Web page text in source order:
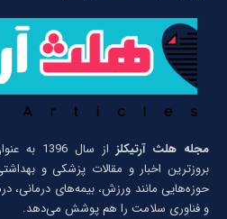
مجله هلث آرتیکلز
از سال
بروزترین اخبار و مقالات پزشکی و
حوزه‌هایی مانند ورزش، بیمه‌های درمانی،
و فناوری سلامت را هم پوشش می‌دهد.